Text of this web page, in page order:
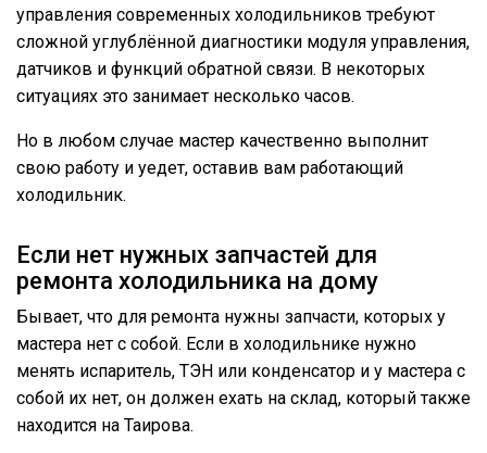
управления современных холодильников требуют
сложной углублённой диагностики модуля управления,
датчиков и функций обратной связи. В некоторых
ситуациях это занимает несколько часов.
Но в любом случае мастер качественно выполнит
свою работу и уедет, оставив вам работающий
холодильник.
Если нет нужных запчастей для
ремонта холодильника на дому
Бывает, что для ремонта нужны запчасти, которых у
мастера нет с собой. Если в холодильнике нужно
менять испаритель, ТЭН или конденсатор и у мастера с
собой их нет, он должен ехать на склад, который также
находится на Таирова.